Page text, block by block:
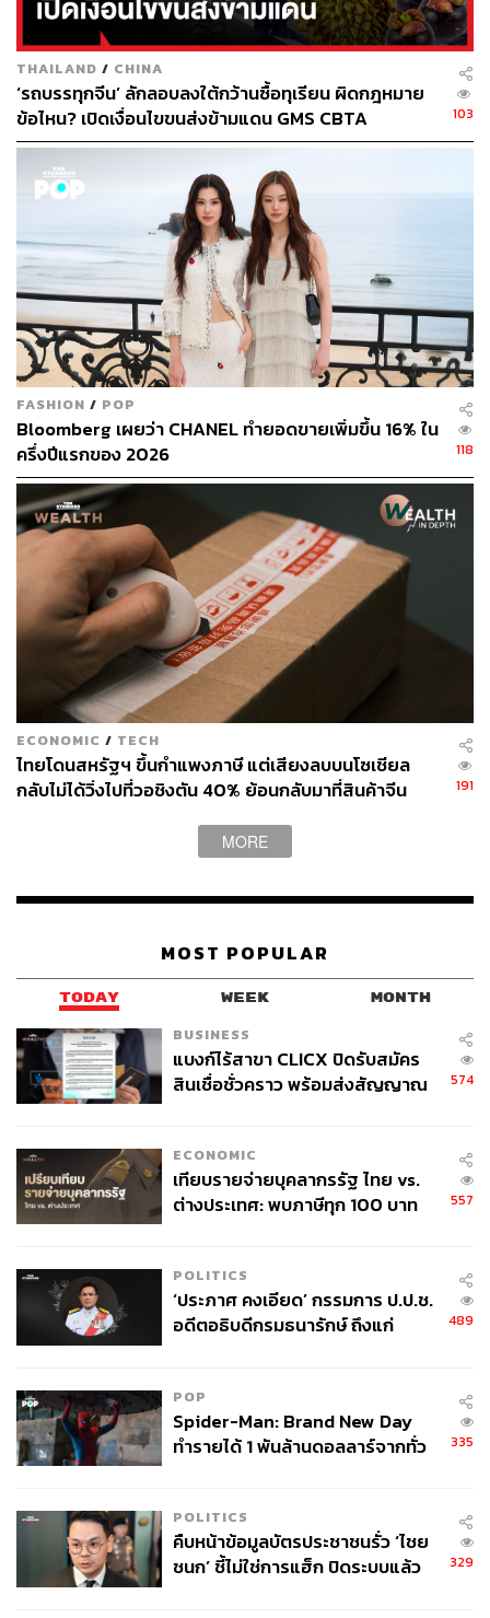
ทำงานที่มีเงินเดือนสูง ซึ่งอาจเป็นวงจรที่เกิดขึ้นไปสู่รุ่นต่อรุ่น
อีกผลกระทบจากการเพิ่มส่วนสูงในจีนเริ่มส่งผลต่อสังคมและ
เศรษฐกิจ ทำให้หลายหน่วยงานต้องปรับมาตรฐานด้านการ
ก่อสร้างที่อยู่อาศัยและรถไฟใต้ดิน รวมถึงบริษัทรถยนต์อย่าง
เว้นแม้แต่ผู้ผลิตเสื้อผ้าก็เร่งพัฒนาสินค้าให้เหมาะสมกับขนาด
ร่างกายของประชากรที่สูงขึ้น
ภาพ:James Jiao / Shutterstock
อ้างอิง:
https://asia.nikkei.com/Spotlight/Big-in-Asia/Chinese
-kids-are-taller-than-ever-but-families-are-reaching-hi
gher
สามารถติดตาม THE STANDARD WEALTH
ผ่านแอปพลิเคชันต่างๆ ที่คุณสะดวกหรือใช้งานอยู่แล้วได้เลย
TAGS: China รูปร่าง ความสูง คนจีน
จิรันธนิน กมลเลิศ
Content Creator ประจำ THE STANDARD
WEALTH
THAILAND / CHINA
‘รถบรรทุกจีน’ ลักลอบลงใต้กว้านซื้อทุเรียน ผิดกฎหมาย
ข้อไหน? เปิดเงื่อนไขขนส่งข้ามแดน GMS CBTA
103
FASHION / POP
Bloomberg เผยว่า CHANEL ทำยอดขายเพิ่มขึ้น 16% ใน
ครึ่งปีแรกของ 2026
118
ECONOMIC / TECH
ไทยโดนสหรัฐฯ ขึ้นกำแพงภาษี แต่เสียงลบบนโซเชียล
กลับไม่ได้วิ่งไปที่วอชิงตัน 40% ย้อนกลับมาที่สินค้าจีน
191
MORE
MOST POPULAR
TODAY WEEK MONTH
BUSINESS
แบงก์ไร้สาขา CLICX ปิดรับสมัคร
สินเชื่อชั่วคราว พร้อมส่งสัญญาณ
574
ECONOMIC
เทียบรายจ่ายบุคลากรรัฐ ไทย vs.
ต่างประเทศ: พบภาษีทุก 100 บาท
557
POLITICS
‘ประภาศ คงเอียด’ กรรมการ ป.ป.ช.
อดีตอธิบดีกรมธนารักษ์ ถึงแก่
489
POP
Spider-Man: Brand New Day
ทำรายได้ 1 พันล้านดอลลาร์จากทั่ว
335
POLITICS
คืบหน้าข้อมูลบัตรประชาชนรั่ว ‘ไชย
ชนก’ ชี้ไม่ใช่การแฮ็ก ปิดระบบแล้ว
329